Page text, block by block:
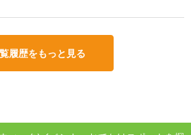
履歴をもっと見る